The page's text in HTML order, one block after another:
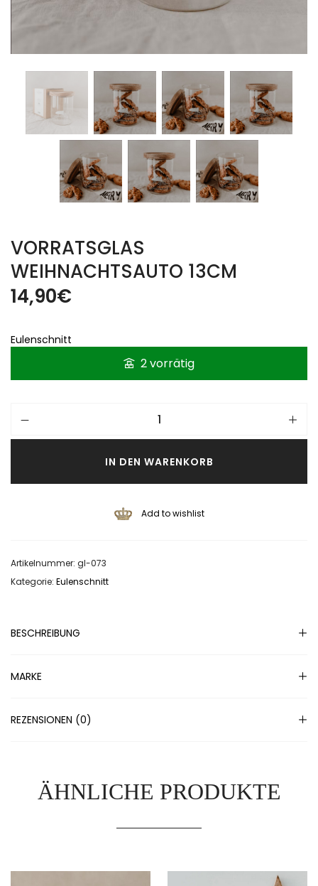
VORRATSGLAS
WEIHNACHTSAUTO 13CM
14,90€
2 vorrätig
IN DEN WARENKORB
Add to wishlist
Artikelnummer: gl-073
Kategorie: Eulenschnitt
Eulenschnitt
BESCHREIBUNG
MARKE
REZENSIONEN (0)
ÄHNLICHE PRODUKTE